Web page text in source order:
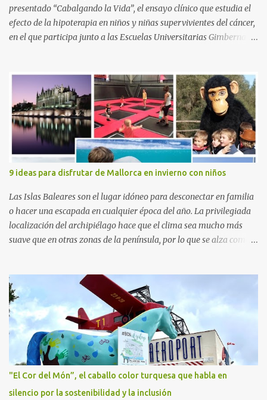
presentado “Cabalgando la Vida”, el ensayo clínico que estudia el
efecto de la hipoterapia en niños y niñas supervivientes del cáncer,
en el que participa junto a las Escuelas Universitarias Gimbernat,
presencia de Emilio Zegrí, presidente de la Fundación RCPB; la Dra.
Anna Llort, adjunta del Servicio de Oncología Pediátrica del
Hospital Vall d’Hebron e investigadora del grupo de Investigación
Traslacional en Cáncer en la Infancia y la Adolescencia del Vall
d’Hebron Instituto de Investigación (VHIR); Anna Saló, psicóloga
del Servicio de Oncología Pediátrica del Vall d’Hebron y del grupo
de Investigación Traslacional en Cáncer en la Infancia y la
Adolescencia del VHIR y Teresa Xipell, fisioterapeuta y directora de
hipoterapia en la Fundación Federica Cerdá. Imágenes cortesía de
asesoría de ...
9 ideas para disfrutar de Mallorca en invierno con niños
Las Islas Baleares son el lugar idóneo para desconectar en familia
o hacer una escapada en cualquier época del año. La privilegiada
localización del archipiélago hace que el clima sea mucho más
suave que en otras zonas de la península, por lo que se alza como
ejemplo, ofrece un amplio abanico de posibilidades, desde
actividades al aire libre, propuestas lúdicas o deportivas, hasta
propuestas gastronómicas para poder disfrutar al máximo con los
niños y garantizar una experiencia inolvidable. Palma Aquarium
A unos 15 minutos en coche de la capital Balear y a tan sólo 500
metros de la playa, se encuentra el Palma Aquarium, un lugar
donde grandes y pequeños quedarán fascinados con los 8.000
ejemplares de 700 especies distintas procedentes del Mediterráneo
y los océanos Índico, Atlántico y Pacífico. El recorrido por el
"El Cor del Món”, el caballo color turquesa que habla en
silencio por la sostenibilidad y la inclusión